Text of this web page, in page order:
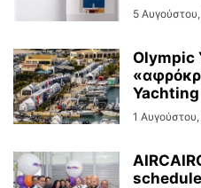
5
Olympic
Yachting
1